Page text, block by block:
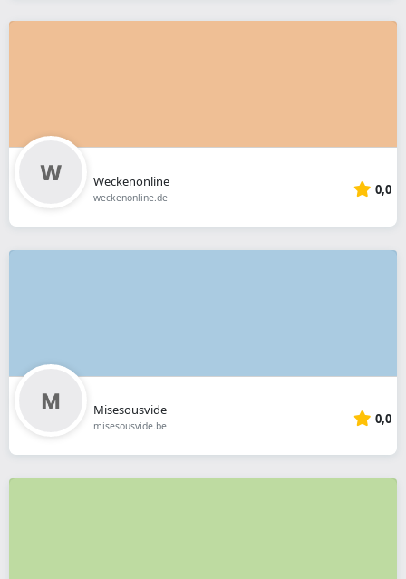
Weckenonline
weckenonline.de 0,0
Misesousvide
misesousvide.be 0,0